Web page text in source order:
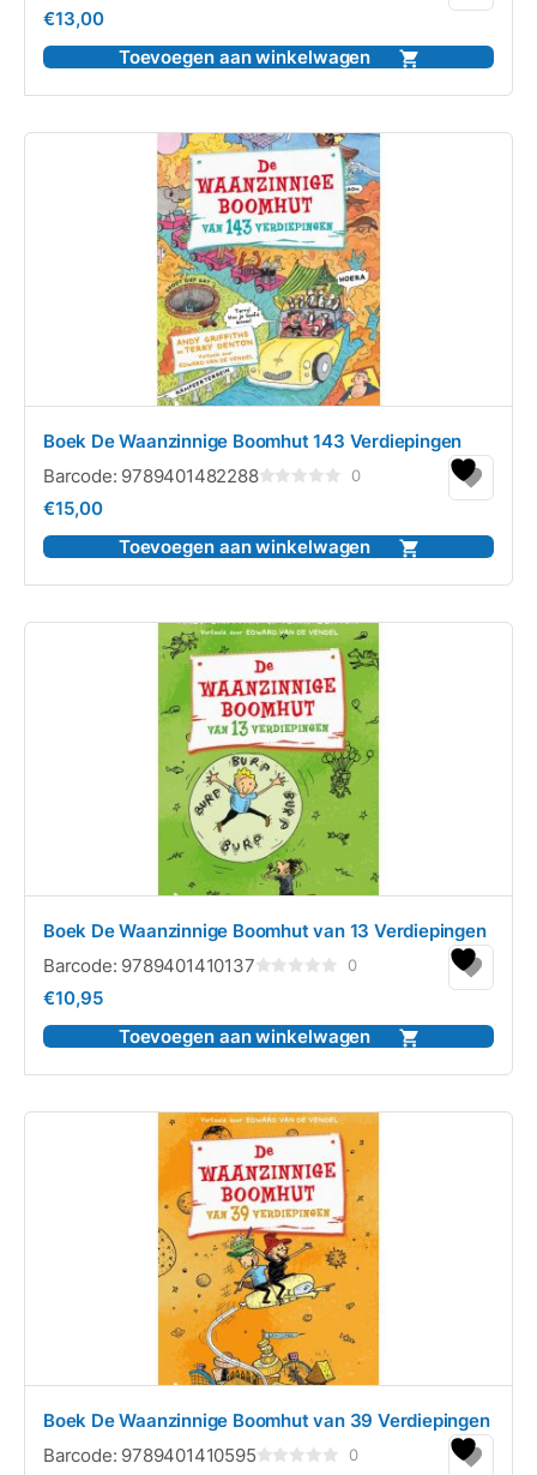
5
€13,00
Toevoegen aan winkelwagen
Boek De Waanzinnige Boomhut 143 Verdiepingen
Barcode: 9789401482288
5
0
€15,00
Toevoegen aan winkelwagen
Boek De Waanzinnige Boomhut van 13 Verdiepingen
Barcode: 9789401410137
5
0
€10,95
Toevoegen aan winkelwagen
Boek De Waanzinnige Boomhut van 39 Verdiepingen
Barcode: 9789401410595 0